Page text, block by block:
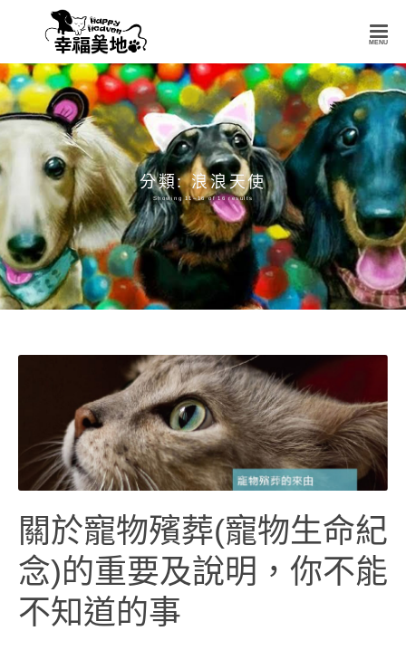
幸
福
美
Happy
Heaven
分類: 浪浪天使
Showing 11–16 of 16 results
關於寵物殯葬(寵物生命紀
念)的重要及說明，你不能
不知道的事